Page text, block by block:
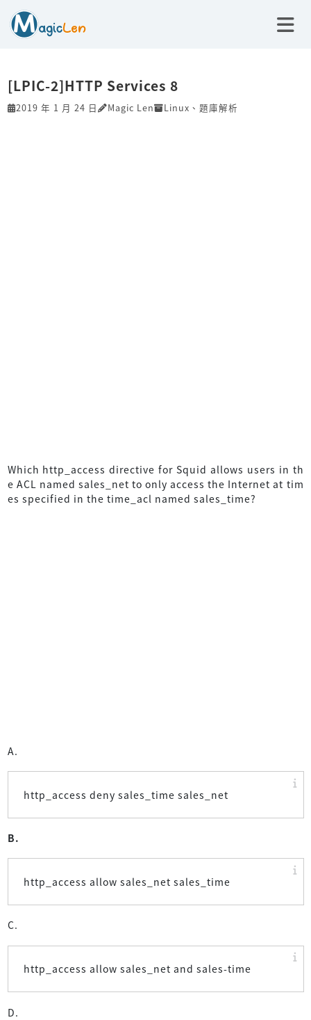
[LPIC-2]HTTP Services 8
2019 年 1 月 24 日 Magic Len Linux 、 題庫解析
Which http_access directive for Squid allows users in th
e ACL named sales_net to only access the Internet at tim
es specified in the time_acl named sales_time?
A.
http_access deny sales_time sales_net
B.
http_access allow sales_net sales_time
C.
http_access allow sales_net and sales-time
D.